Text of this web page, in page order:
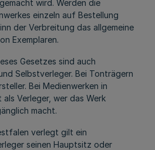
wird. Werden die
einzeln auf Bestellung
der Verbreitung das allgemeine
Exemplaren.
Gesetzes sind auch
Selbstverleger. Bei Tonträgern
Bei Medienwerken in
Verleger, wer das Werk
macht.
verlegt gilt ein
seinen Hauptsitz oder